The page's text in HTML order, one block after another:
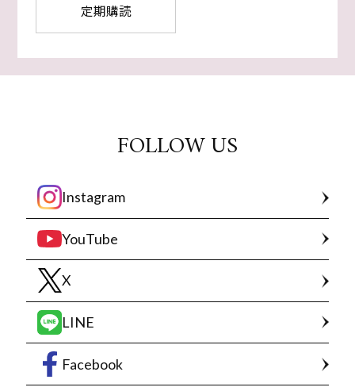
定期購読
FOLLOW US
Instagram
YouTube
X
LINE
Facebook